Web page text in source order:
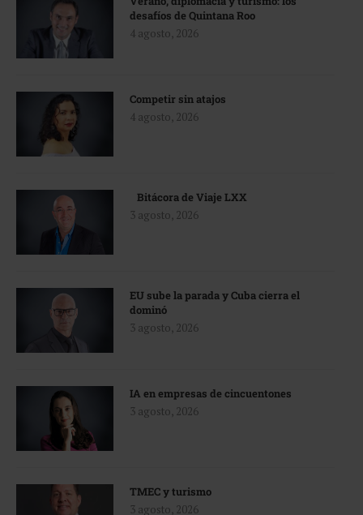
desafíos de Quintana Roo
4 agosto, 2026
Competir sin atajos
4 agosto, 2026
Bitácora de Viaje LXX
3 agosto, 2026
EU sube la parada y Cuba cierra el
dominó
3 agosto, 2026
IA en empresas de cincuentones
3 agosto, 2026
TMEC y turismo
3 agosto, 2026